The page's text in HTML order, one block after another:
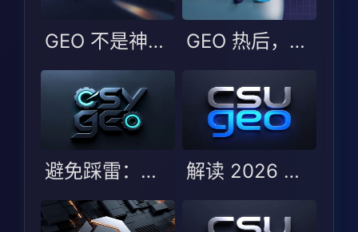
GEO 不是神话也非噱头：更该看选型边界 GEO 热后，企业更易踩的不是技术坑而是选型判断坑
避免踩雷：选择 GEO 服务商时的五大误区与避坑指南 解读 2026 年 GEO 优化服务商测评：哪些服务商能脱颖而出？